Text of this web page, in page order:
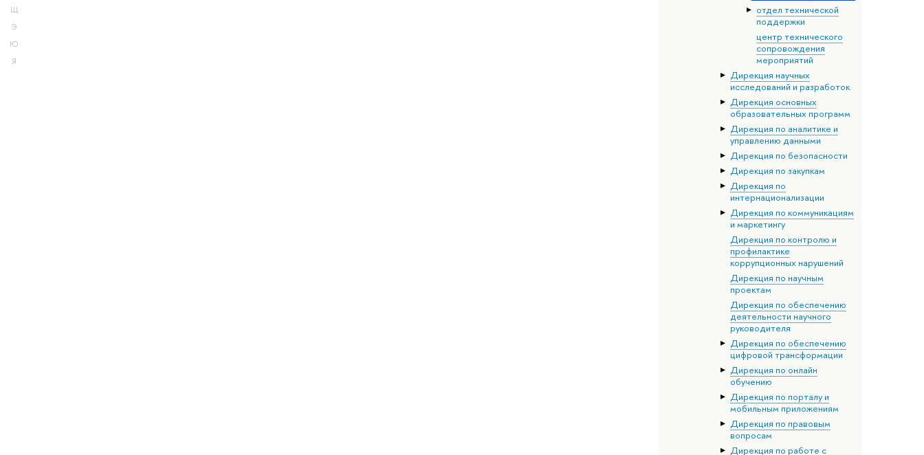
Щ
Э
Ю
Я
отдел технической
поддержки
центр технического
сопровождения
мероприятий
Дирекция научных
исследований и разработок
Дирекция основных
образовательных программ
Дирекция по аналитике и
управлению данными
Дирекция по безопасности
Дирекция по закупкам
Дирекция по
интернационализации
Дирекция по коммуникациям
и маркетингу
Дирекция по контролю и
профилактике
коррупционных нарушений
Дирекция по научным
проектам
Дирекция по обеспечению
деятельности научного
руководителя
Дирекция по обеспечению
цифровой трансформации
Дирекция по онлайн
обучению
Дирекция по порталу и
мобильным приложениям
Дирекция по правовым
вопросам
Дирекция по работе с